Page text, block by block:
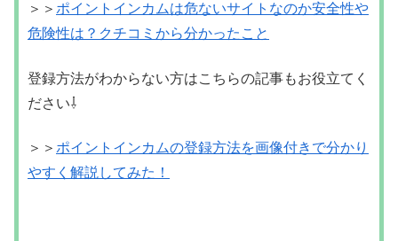
＞＞ ポイントインカムは危ないサイトなのか安全性や
危険性は？クチコミから分かったこと
登録方法がわからない方はこちらの記事もお役立てく
ださい⇩
＞＞ ポイントインカムの登録方法を画像付きで分かり
やすく解説してみた！